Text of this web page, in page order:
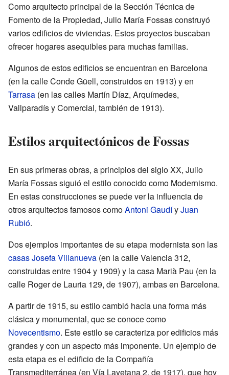
Como arquitecto principal de la Sección Técnica de
Fomento de la Propiedad, Julio María Fossas construyó
varios edificios de viviendas. Estos proyectos buscaban
ofrecer hogares asequibles para muchas familias.
Algunos de estos edificios se encuentran en Barcelona
(en la calle Conde Güell, construidos en 1913) y en
Tarrasa (en las calles Martín Díaz, Arquímedes,
Vallparadís y Comercial, también de 1913).
Estilos arquitectónicos de Fossas
En sus primeras obras, a principios del siglo XX, Julio
María Fossas siguió el estilo conocido como Modernismo.
En estas construcciones se puede ver la influencia de
otros arquitectos famosos comoAntoni GaudíyJuan
Rubió.
Dos ejemplos importantes de su etapa modernista son las
casas Josefa Villanueva (en la calle Valencia 312,
construidas entre 1904 y 1909) y la casa Marià Pau (en la
calle Roger de Lauria 129, de 1907), ambas en Barcelona.
A partir de 1915, su estilo cambió hacia una forma más
clásica y monumental, que se conoce como
Novecentismo. Este estilo se caracteriza por edificios más
grandes y con un aspecto más imponente. Un ejemplo de
esta etapa es el edificio de la Compañía
Transmediterránea (en Vía Layetana 2, de 1917), que hoy